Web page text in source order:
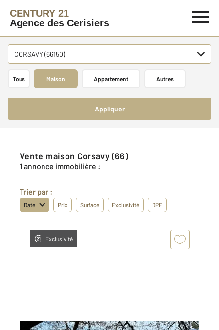
CENTURY 21
Agence des Cerisiers
CORSAVY (66150)
Tous Maison Appartement Autres
Appliquer
Vente maison Corsavy (66)
1 annonce immobilière :
Trier par :
Date Prix Surface Exclusivité DPE
Exclusivité